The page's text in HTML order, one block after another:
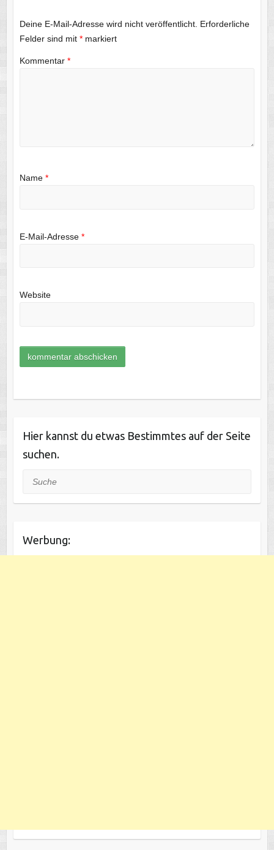
Deine E-Mail-Adresse wird nicht veröffentlicht. Erforderliche
Felder sind mit *markiert
Kommentar *
Name *
E-Mail-Adresse *
Website
Hier kannst du etwas Bestimmtes auf der Seite
suchen.
Suche
Werbung: